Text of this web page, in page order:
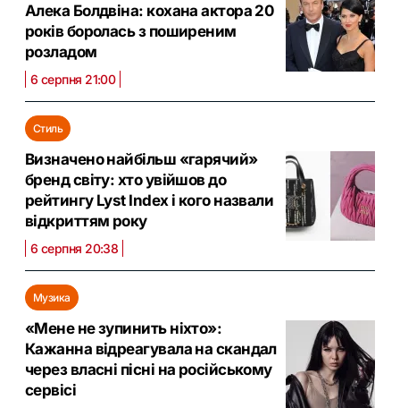
Алека Болдвіна: кохана актора 20
років боролась з поширеним
розладом
6 серпня 21:00
Стиль
Визначено найбільш «гарячий»
бренд світу: хто увійшов до
рейтингу Lyst Index і кого назвали
відкриттям року
6 серпня 20:38
Музика
«Мене не зупинить ніхто»:
Кажанна відреагувала на скандал
через власні пісні на російському
сервісі